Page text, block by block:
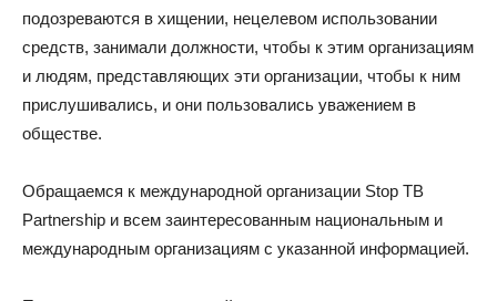
подозреваются в хищении, нецелевом использовании
средств, занимали должности, чтобы к этим организациям
и людям, представляющих эти организации, чтобы к ним
прислушивались, и они пользовались уважением в
обществе.
Обращаемся к международной организации Stop TB
Partnership и всем заинтересованным национальным и
международным организациям с указанной информацией.